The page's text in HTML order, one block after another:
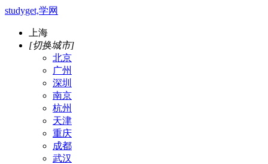
studyget,学网
上海
[切换城市]
北京
广州
深圳
南京
杭州
天津
重庆
成都
武汉